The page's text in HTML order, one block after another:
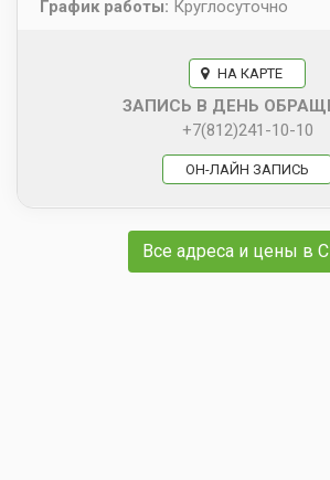
График работы: Круглосуточно
НА КАРТЕ
ЗАПИСЬ В ДЕНЬ
+7(812)241-10-10
ОН-ЛАЙН ЗАПИСЬ
Все адреса и цены в